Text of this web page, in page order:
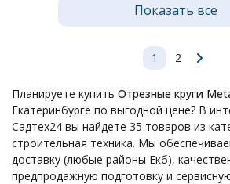
Показать все
1 2
Планируете купить Отрезные круги
Екатеринбурге по выгодной цене? В
Садтех24 вы найдете 35 товаров из
строительная техника. Мы
доставку (любые районы Екб),
предпродажную подготовку и